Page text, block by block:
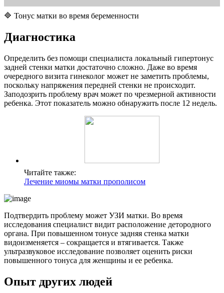
🔷 Тонус матки во время беременности
Диагностика
Определить без помощи специалиста локальный гипертонус
задней стенки матки достаточно сложно. Даже во время
очередного визита гинеколог может не заметить проблемы,
поскольку напряжения передней стенки не происходит.
Заподозрить проблему врач может по чрезмерной активности
ребенка. Этот показатель можно обнаружить после 12 недель.
Читайте также:
Лечение миомы матки прополисом
Подтвердить проблему может УЗИ матки. Во время
исследования специалист видит расположение детородного
органа. При повышенном тонусе задняя стенка матки
видоизменяется – сокращается и втягивается. Также
ультразвуковое исследование позволяет оценить риски
повышенного тонуса для женщины и ее ребенка.
Опыт других людей